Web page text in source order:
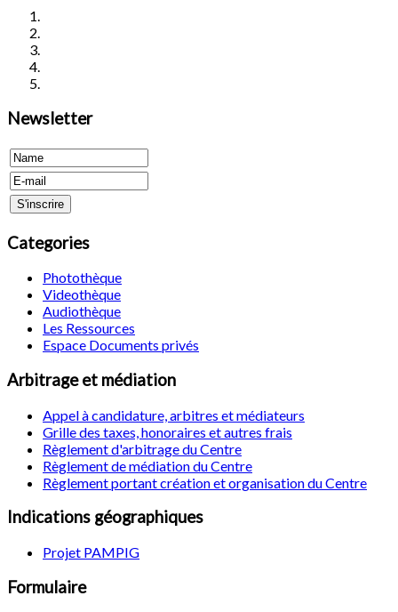
Newsletter
Categories
Photothèque
Videothèque
Audiothèque
Les Ressources
Espace Documents privés
Arbitrage et médiation
Appel à candidature, arbitres et médiateurs
Grille des taxes, honoraires et autres frais
Règlement d'arbitrage du Centre
Règlement de médiation du Centre
Règlement portant création et organisation du Centre
Indications géographiques
Projet PAMPIG
Formulaire